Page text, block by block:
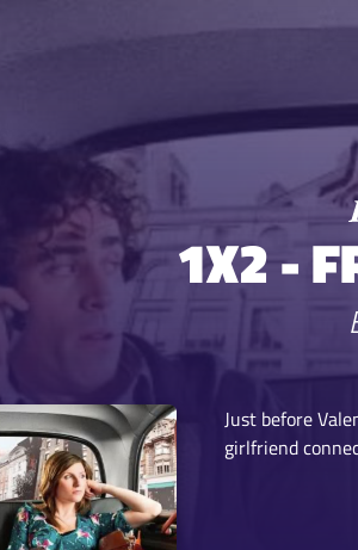
1X2 -
Just before
girlfriend